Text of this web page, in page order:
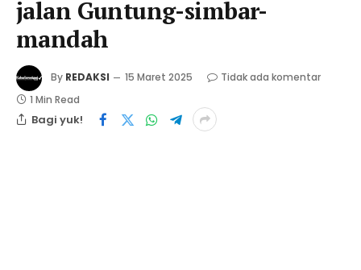
jalan Guntung-simbar-
mandah
By REDAKSI 15 Maret 2025
Tidak ada komentar
1 Min Read
Bagi yuk!